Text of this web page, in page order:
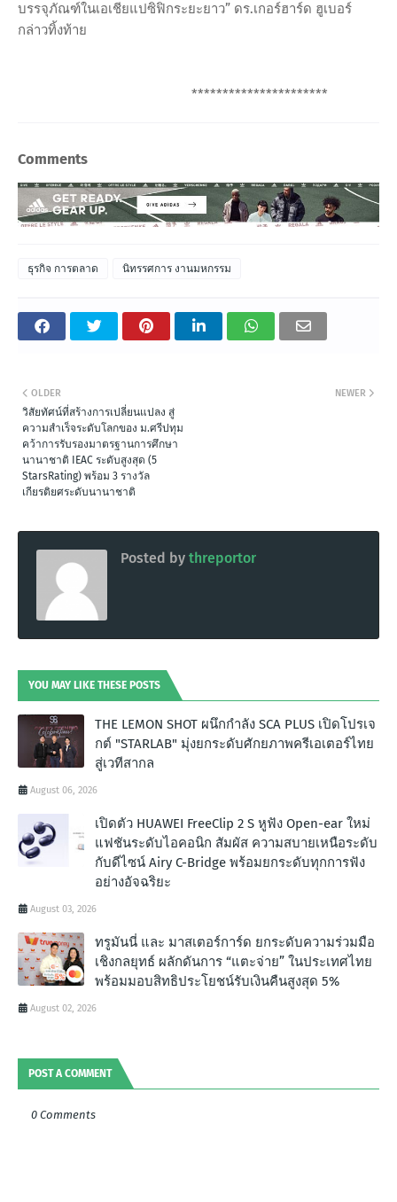
บรรจุภัณฑ์ในเอเชียแปซิฟิกระยะยาว” ดร.เกอร์ฮาร์ด ฮูเบอร์
กล่าวทิ้งท้าย
**********************
Comments
ธุรกิจ การตลาด นิทรรศการ งานมหกรรม
NEWER
OLDER
วิสัยทัศน์ที่สร้างการเปลี่ยนแปลง สู่
ความสำเร็จระดับโลกของ ม.ศรีปทุม
คว้าการรับรองมาตรฐานการศึกษา
นานาชาติ IEAC ระดับสูงสุด (5
StarsRating) พร้อม 3 รางวัล
เกียรติยศระดับนานาชาติ
Posted by threportor
YOU MAY LIKE THESE POSTS
THE LEMON SHOT ผนึกกำลัง SCA PLUS เปิดโปรเจ
กต์ "STARLAB" มุ่งยกระดับศักยภาพครีเอเตอร์ไทย
สู่เวทีสากล
August 06, 2026
เปิดตัว HUAWEI FreeClip 2 S หูฟัง Open-ear ใหม่
แฟชันระดับไอคอนิก สัมผัส ความสบายเหนือระดับ
กับดีไซน์ Airy C-Bridge พร้อมยกระดับทุกการฟัง
อย่างอัจฉริยะ
August 03, 2026
ทรูมันนี่ และ มาสเตอร์การ์ด ยกระดับความร่วมมือ
เชิงกลยุทธ์ ผลักดันการ “แตะจ่าย” ในประเทศไทย
พร้อมมอบสิทธิประโยชน์รับเงินคืนสูงสุด 5%
August 02, 2026
POST A COMMENT
0 Comments